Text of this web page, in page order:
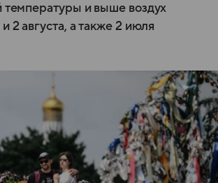
температуры и выше воздух
2 августа, а также 2 июля